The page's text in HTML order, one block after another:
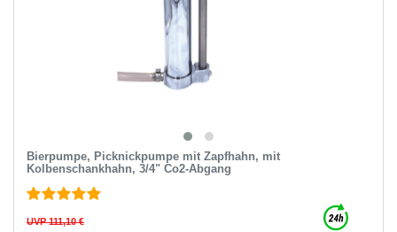
Bierpumpe, Picknickpumpe mit Zapfhahn, mit
Kolbenschankhahn, 3/4" Co2-Abgang
UVP 111,10 €